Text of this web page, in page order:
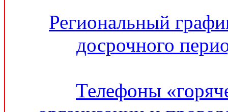
Региональный
досрочного
Телефоны